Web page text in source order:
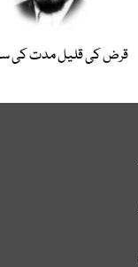
قرض کی قلیل مدت کی